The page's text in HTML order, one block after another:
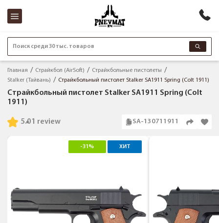
Поиск среди 30 тыс. товаров
Главная Страйкбол (AirSoft)
Страйкбольные пистолеты
Stalker (Тайвань)
Страйкбольный пистолет Stalker SA1911 Spring (Colt 1911)
Страйкбольный пистолет Stalker SA1911 Spring (Colt
1911)
1 review
5.0 SA-130711911
-31% ХИТ